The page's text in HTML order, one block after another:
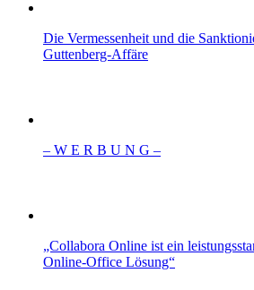
Die Vermessenheit und die
Guttenberg-Affäre
– W Ε R Β U Ν G –
„Collabora Online ist ein
Online-Office Lösung“